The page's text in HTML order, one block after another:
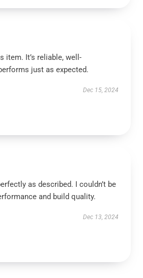
item. It’s reliable, well-
just as expected.
Dec 15, 2024
as described. I couldn’t be
and build quality.
Dec 13, 2024